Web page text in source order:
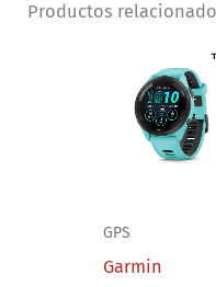
Productos
GPS
Garmin